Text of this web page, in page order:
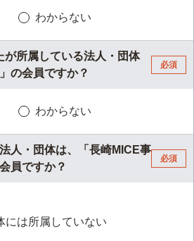
わからない
が所属している法人・団体
の会員ですか？
必須
わからない
人・団体は、「長崎MICE事
員ですか？
必須
には所属していない